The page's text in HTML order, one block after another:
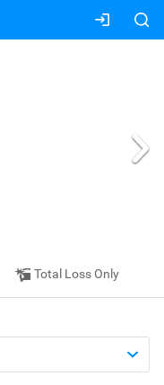
Total Loss Only